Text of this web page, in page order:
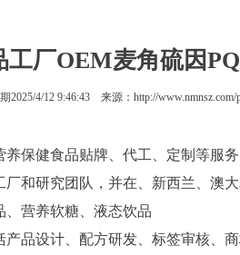
工厂OEM麦角硫因
2025/4/12 9:46:43 来源：http://www.nmnsz.com/
保健食品贴牌、代工、定制等服
和研究团队，并在、新西兰、澳
营养软糖、液态饮品
品设计、配方研发、标签审核、